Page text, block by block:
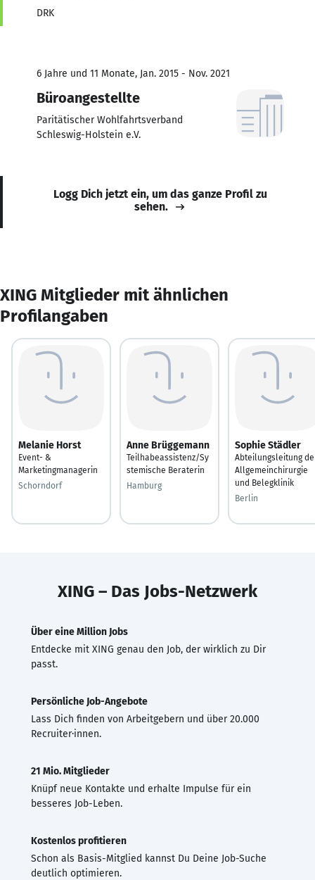
DRK
6 Jahre und 11 Monate, Jan. 2015 - Nov. 2021
Büroangestellte
Paritätischer Wohlfahrtsverband
Schleswig-Holstein e.V.
Logg Dich jetzt ein, um das ganze Profil zu
sehen.
XING Mitglieder mit ähnlichen
Profilangaben
Melanie Horst
Event- &
Marketingmanagerin
Schorndorf
Anne Brüggemann
Teilhabeassistenz/Sy
stemische Beraterin
Hamburg
Sophie Städler
Abteilungsleitung
Allgemeinchirurgie
und Belegklinik
Berlin
XING – Das Jobs-Netzwerk
Über eine Million Jobs
Entdecke mit XING genau den Job, der wirklich zu Dir
passt.
Persönliche Job-Angebote
Lass Dich finden von Arbeitgebern und über 20.000
Recruiter·innen.
21 Mio. Mitglieder
Knüpf neue Kontakte und erhalte Impulse für ein
besseres Job-Leben.
Kostenlos profitieren
Schon als Basis-Mitglied kannst Du Deine Job-Suche
deutlich optimieren.